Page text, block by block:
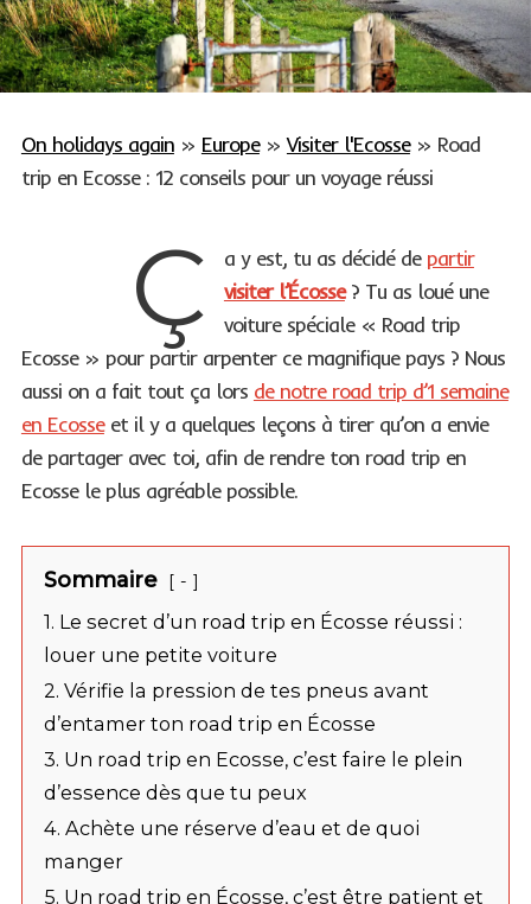
On holidays again» Europe»Visiter l'Ecosse» Road
trip en Ecosse : 12 conseils pour un voyage réussi
Ç a y est, tu as décidé de partir
visiter l’Écosse? Tu as loué une
voiture spéciale « Road trip
Ecosse » pour partir arpenter ce magnifique pays ? Nous
aussi on a fait tout ça lors de notre road trip d’1 semaine
en Ecosseet il y a quelques leçons à tirer qu’on a envie
de partager avec toi, afin de rendre ton road trip en
Ecosse le plus agréable possible.
Sommaire -
1. Le secret d’un road trip en Écosse réussi :
louer une petite voiture
2. Vérifie la pression de tes pneus avant
d’entamer ton road trip en Écosse
3. Un road trip en Ecosse, c’est faire le plein
d’essence dès que tu peux
4. Achète une réserve d’eau et de quoi
manger
5. Un road trip en Écosse, c’est être patient et